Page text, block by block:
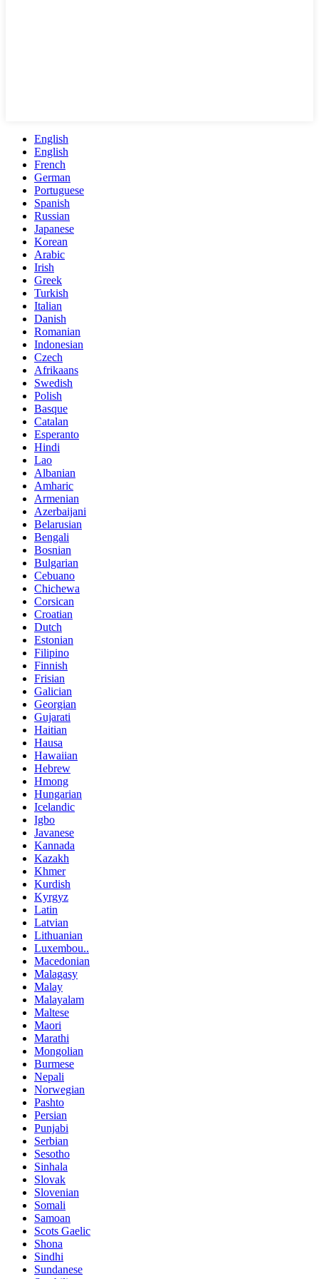
English
English
French
German
Portuguese
Spanish
Russian
Japanese
Korean
Arabic
Irish
Greek
Turkish
Italian
Danish
Romanian
Indonesian
Czech
Afrikaans
Swedish
Polish
Basque
Catalan
Esperanto
Hindi
Lao
Albanian
Amharic
Armenian
Azerbaijani
Belarusian
Bengali
Bosnian
Bulgarian
Cebuano
Chichewa
Corsican
Croatian
Dutch
Estonian
Filipino
Finnish
Frisian
Galician
Georgian
Gujarati
Haitian
Hausa
Hawaiian
Hebrew
Hmong
Hungarian
Icelandic
Igbo
Javanese
Kannada
Kazakh
Khmer
Kurdish
Kyrgyz
Latin
Latvian
Lithuanian
Luxembou..
Macedonian
Malagasy
Malay
Malayalam
Maltese
Maori
Marathi
Mongolian
Burmese
Nepali
Norwegian
Pashto
Persian
Punjabi
Serbian
Sesotho
Sinhala
Slovak
Slovenian
Somali
Samoan
Scots Gaelic
Shona
Sindhi
Sundanese